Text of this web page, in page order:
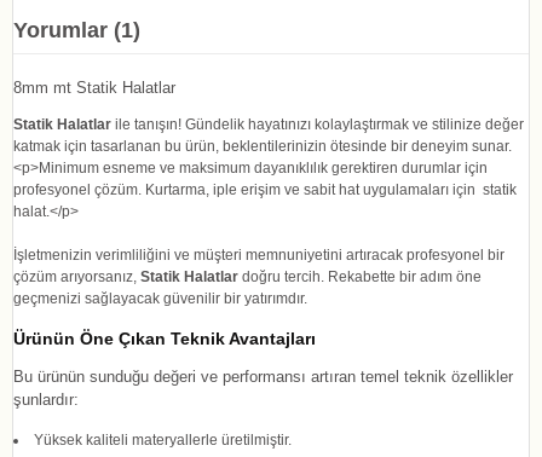
Yorumlar (1)
8mm mt Statik Halatlar
Statik Halatlar ile tanışın! Gündelik hayatınızı kolaylaştırmak ve stilinize değer
katmak için tasarlanan bu ürün, beklentilerinizin ötesinde bir deneyim sunar.
<p>Minimum esneme ve maksimum dayanıklılık gerektiren durumlar için
profesyonel çözüm. Kurtarma, iple erişim ve sabit hat uygulamaları için statik
halat.</p>
İşletmenizin verimliliğini ve müşteri memnuniyetini artıracak profesyonel bir
çözüm arıyorsanız, Statik Halatlar doğru tercih. Rekabette bir adım öne
geçmenizi sağlayacak güvenilir bir yatırımdır.
Ürünün Öne Çıkan Teknik Avantajları
Bu ürünün sunduğu değeri ve performansı artıran temel teknik özellikler
şunlardır:
Yüksek kaliteli materyallerle üretilmiştir.